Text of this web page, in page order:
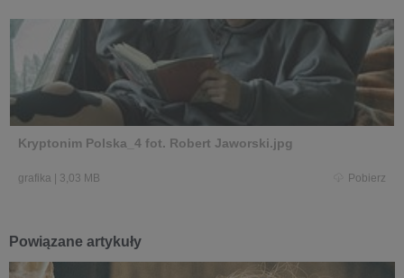
Kryptonim Polska_4 fot. Robert Jaworski.jpg
grafika 3,03 MB Pobierz
Powiązane artykuły